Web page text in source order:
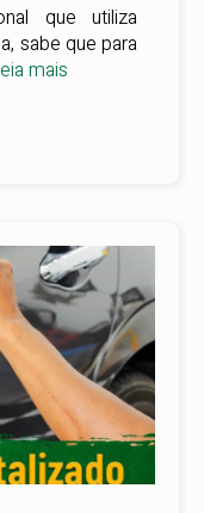
que utiliza
sabe que para
mais